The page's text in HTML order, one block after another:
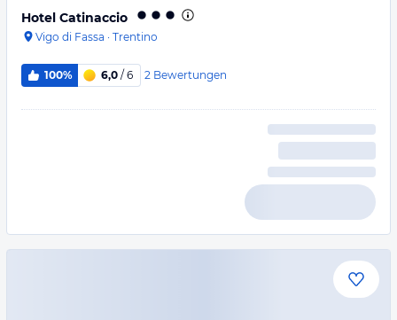
Hotel Catinaccio
Vigo di Fassa · Trentino
100% 6,0 / 6 2 Bewertungen